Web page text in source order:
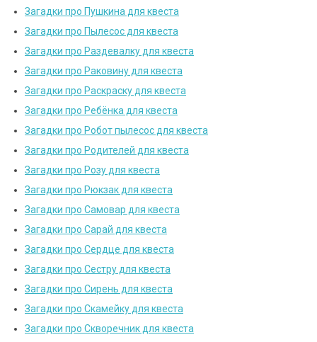
Загадки про Пушкина для квеста
Загадки про Пылесос для квеста
Загадки про Раздевалку для квеста
Загадки про Раковину для квеста
Загадки про Раскраску для квеста
Загадки про Ребёнка для квеста
Загадки про Робот пылесос для квеста
Загадки про Родителей для квеста
Загадки про Розу для квеста
Загадки про Рюкзак для квеста
Загадки про Самовар для квеста
Загадки про Сарай для квеста
Загадки про Сердце для квеста
Загадки про Сестру для квеста
Загадки про Сирень для квеста
Загадки про Скамейку для квеста
Загадки про Скворечник для квеста